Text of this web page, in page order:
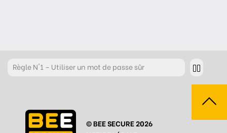
RègleN°1 – Utiliser un mot de passe sûr
RègleN°3 – Réfléchir à ce que l’on publie
RègleN°4 – Respecter les autres© BEE SECURE 2026